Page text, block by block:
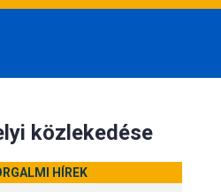
közlekedése
HÍREK